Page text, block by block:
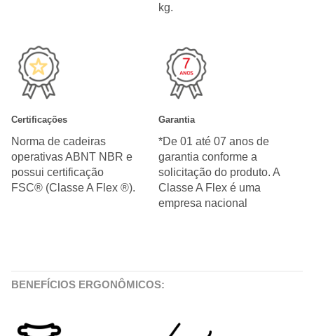
kg.
Certificações
Norma de cadeiras
operativas ABNT NBR e
possui certificação
FSC® (Classe A Flex ®).
Garantia
*De 01 até 07 anos de
garantia conforme a
solicitação do produto. A
Classe A Flex é uma
empresa nacional
BENEFÍCIOS ERGONÔMICOS: